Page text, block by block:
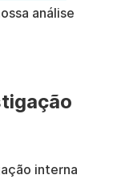
análise
interna